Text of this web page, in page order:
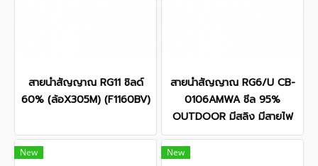
สายนำสัญญาณ RG11 ชิลด์
60% (ล้อX305M) (F1160BV)
สายนำสัญญาณ RG6/U CB-
0106AMWA ชีล 95%
OUTDOOR มีสลิง มีสายไฟ
New New